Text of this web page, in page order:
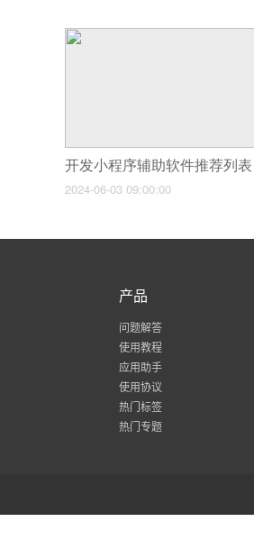
开发小程序辅助软件推荐列表
2024-06-03 09:00:00
产品
问题解答
使用教程
应用助手
使用协议
热门标签
热门专题